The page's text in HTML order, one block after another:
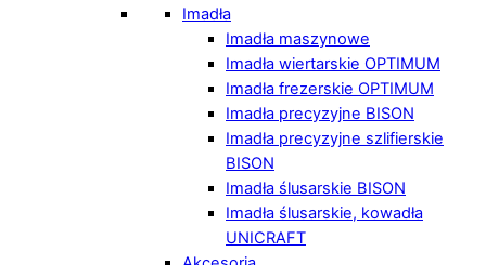
Imadła
Imadła maszynowe
Imadła wiertarskie OPTIMUM
Imadła frezerskie OPTIMUM
Imadła precyzyjne BISON
Imadła precyzyjne szlifierskie
BISON
Imadła ślusarskie BISON
Imadła ślusarskie, kowadła
UNICRAFT